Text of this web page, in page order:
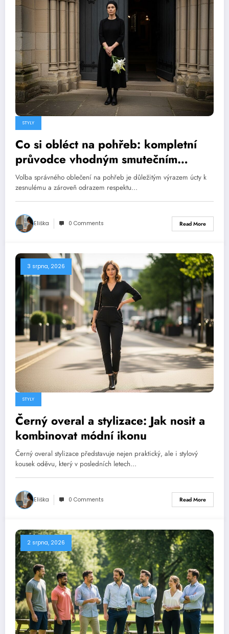
STYLY
Co si obléct na pohřeb: kompletní
průvodce vhodným smutečním
oděvem
Volba správného oblečení na pohřeb je důležitým výrazem úcty k
zesnulému a zároveň odrazem respektu…
Eliška 0 Comments Read More
3 srpna, 2026
STYLY
Černý overal a stylizace: Jak nosit a
kombinovat módní ikonu
Černý overal stylizace představuje nejen praktický, ale i stylový
kousek oděvu, který v posledních letech…
Eliška 0 Comments Read More
2 srpna, 2026